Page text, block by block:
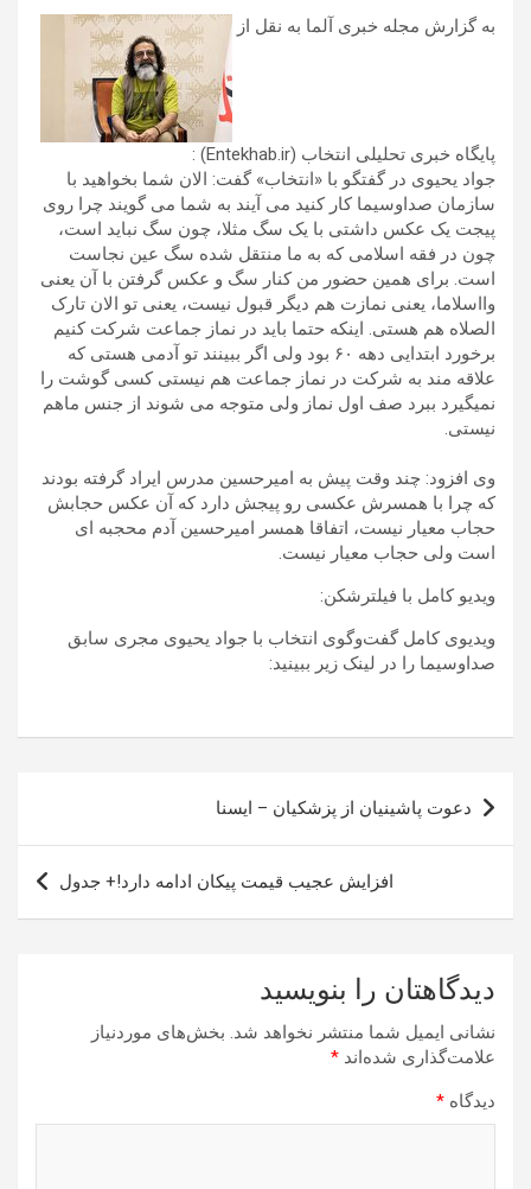
به گزارش مجله خبری آلما به نقل از
پایگاه خبری تحلیلی انتخاب (Entekhab.ir) :
جواد یحیوی در گفتگو با «انتخاب» گفت: الان شما بخواهید با
سازمان صداوسیما کار کنید می آیند به شما می گویند چرا روی
پیجت یک عکس داشتی با یک سگ مثلا، چون سگ نباید است،
چون در فقه اسلامی که به ما منتقل شده سگ عین نجاست
است. برای همین حضور من کنار سگ و عکس گرفتن با آن یعنی
وااسلاما، یعنی نمازت هم دیگر قبول نیست، یعنی تو الان تارک
الصلاه هم هستی. اینکه حتما باید در نماز جماعت شرکت کنیم
برخورد ابتدایی دهه ۶۰ بود ولی اگر ببینند تو آدمی هستی که
علاقه مند به شرکت در نماز جماعت هم نیستی کسی گوشت را
نمیگیرد ببرد صف اول نماز ولی متوجه می شوند از جنس ماهم
نیستی.
وی افزود: چند وقت پیش به امیرحسین مدرس ایراد گرفته بودند
که چرا با همسرش عکسی رو پیجش دارد که آن عکس حجابش
حجاب معیار نیست، اتفاقا همسر امیرحسین آدم محجبه ای
است ولی حجاب معیار نیست.
ویدیو کامل با فیلترشکن:
ویدیوی کامل گفت‌و‌گوی انتخاب با جواد یحیوی مجری سابق
صداوسیما را در لینک زیر ببینید:
راهبری
نوشته
دعوت پاشینیان از پزشکیان – ایسنا
افزایش عجیب قیمت پیکان ادامه دارد!+ جدول
دیدگاهتان را بنویسید
نشانی ایمیل شما منتشر نخواهد شد. بخش‌های موردنیاز
علامت‌گذاری شده‌اند *
دیدگاه *